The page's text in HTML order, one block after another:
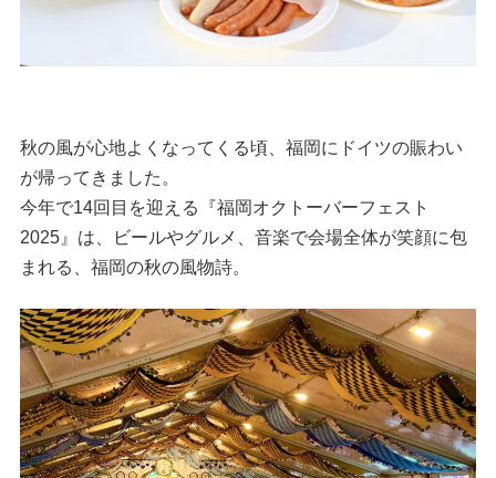
秋の風が心地よくなってくる頃、福岡にドイツの賑わい
が帰ってきました。
今年で14回目を迎える『福岡オクトーバーフェスト
2025』は、ビールやグルメ、音楽で会場全体が笑顔に包
まれる、福岡の秋の風物詩。